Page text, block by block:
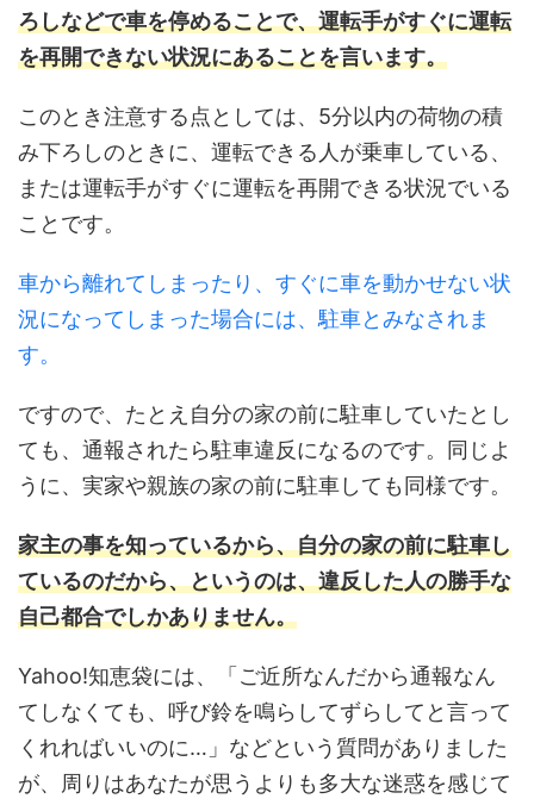
ろしなどで車を停めることで、運転手がすぐに運転
を再開できない状況にあることを言います。
このとき注意する点としては、5分以内の荷物の積
み下ろしのときに、運転できる人が乗車している、
または運転手がすぐに運転を再開できる状況でいる
ことです。
車から離れてしまったり、すぐに車を動かせない状
況になってしまった場合には、駐車とみなされま
す。
ですので、たとえ自分の家の前に駐車していたとし
ても、通報されたら駐車違反になるのです。同じよ
うに、実家や親族の家の前に駐車しても同様です。
家主の事を知っているから、自分の家の前に駐車し
ているのだから、というのは、違反した人の勝手な
自己都合でしかありません。
Yahoo!知恵袋には、「ご近所なんだから通報なん
てしなくても、呼び鈴を鳴らしてずらしてと言って
くれればいいのに…」などという質問がありました
が、周りはあなたが思うよりも多大な迷惑を感じて